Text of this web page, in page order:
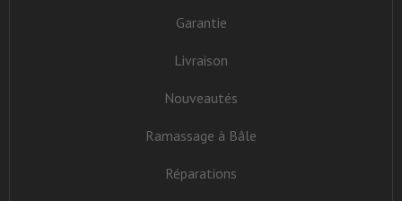
Garantie
Livraison
Nouveautés
Ramassage à Bâle
Réparations